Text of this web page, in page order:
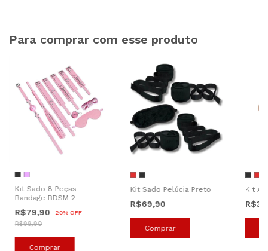
Para comprar com esse produto
Kit Sado 8 Peças -
Bandage BDSM 2
R$79,90 -20% OFF
R$99,90
Comprar
Kit Sado Pelúcia Preto
R$69,90
Comprar
Kit